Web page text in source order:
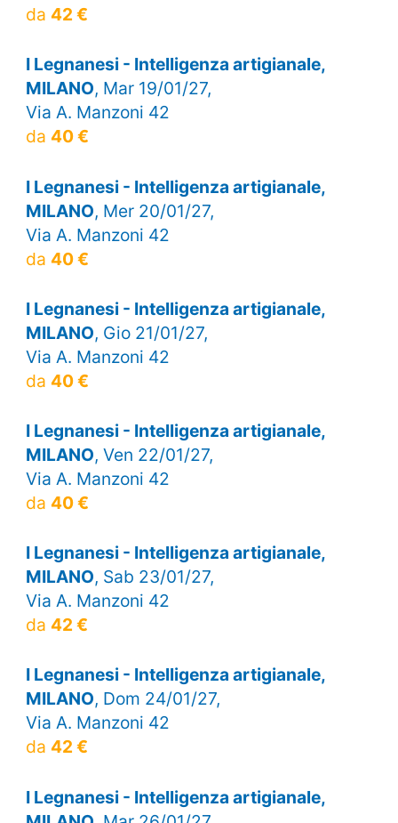
da 42 €
I Legnanesi - Intelligenza artigianale,
MILANO, Mar 19/01/27,
Via A. Manzoni 42
da 40 €
I Legnanesi - Intelligenza artigianale,
MILANO, Mer 20/01/27,
Via A. Manzoni 42
da 40 €
I Legnanesi - Intelligenza artigianale,
MILANO, Gio 21/01/27,
Via A. Manzoni 42
da 40 €
I Legnanesi - Intelligenza artigianale,
MILANO, Ven 22/01/27,
Via A. Manzoni 42
da 40 €
I Legnanesi - Intelligenza artigianale,
MILANO, Sab 23/01/27,
Via A. Manzoni 42
da 42 €
I Legnanesi - Intelligenza artigianale,
MILANO, Dom 24/01/27,
Via A. Manzoni 42
da 42 €
I Legnanesi - Intelligenza artigianale,